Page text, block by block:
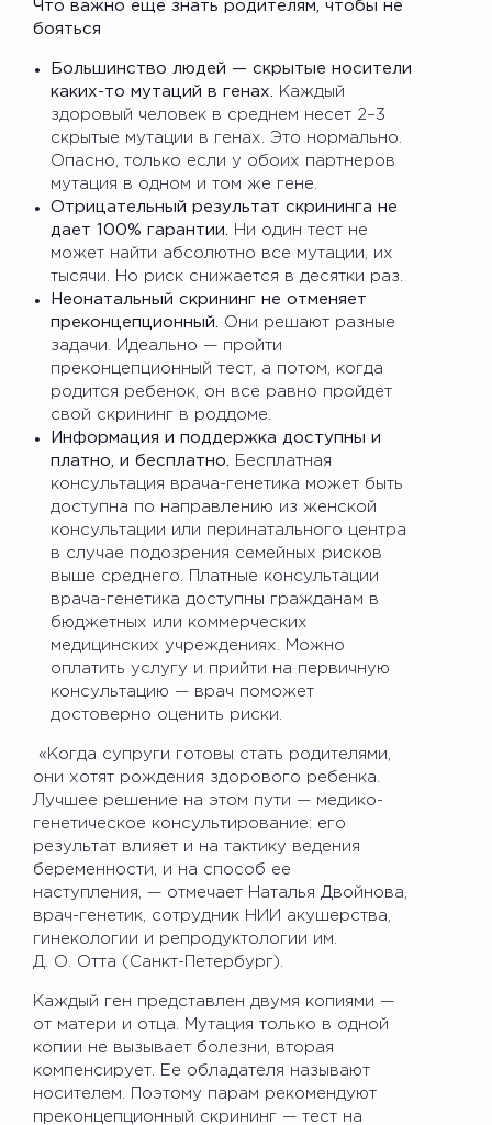
Что важно еще знать родителям, чтобы не
бояться
Большинство людей — скрытые носители
каких-то мутаций в генах.
Каждый
здоровый человек в среднем несет 2–3
скрытые мутации в генах. Это нормально.
Опасно, только если у обоих партнеров
мутация в одном и том же гене.
Отрицательный результат скрининга не
дает 100% гарантии.
Ни один тест не
может найти абсолютно все мутации, их
тысячи. Но риск снижается в десятки раз.
Неонатальный скрининг не отменяет
преконцепционный. Они решают разные
задачи. Идеально — пройти
преконцепционный тест, а потом, когда
родится ребенок, он все равно пройдет
свой скрининг в роддоме.
Информация и поддержка доступны и
платно, и бесплатно.
Бесплатная
консультация врача-генетика может быть
доступна по направлению из женской
консультации или перинатального центра
в случае подозрения семейных рисков
выше среднего. Платные консультации
врача-генетика доступны гражданам в
бюджетных или коммерческих
медицинских учреждениях. Можно
оплатить услугу и прийти на первичную
консультацию — врач поможет
достоверно оценить риски.
«Когда супруги готовы стать родителями,
они хотят рождения здорового ребенка.
Лучшее решение на этом пути — медико-
генетическое консультирование: его
результат влияет и на тактику ведения
беременности, и на способ ее
наступления, — отмечает Наталья Двойнова,
врач-генетик, сотрудник НИИ акушерства,
гинекологии и репродуктологии им.
Д. О. Отта (Санкт-Петербург).
Каждый ген представлен двумя копиями —
от матери и отца. Мутация только в одной
копии не вызывает болезни, вторая
компенсирует. Ее обладателя называют
носителем. Поэтому парам рекомендуют
преконцепционный скрининг — тест на